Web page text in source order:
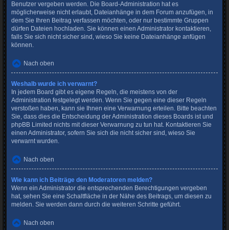
Benutzer vergeben werden. Die Board-Administration hat es
möglicherweise nicht erlaubt, Dateianhänge in dem Forum anzufügen, in
dem Sie Ihren Beitrag verfassen möchten, oder nur bestimmte Gruppen
dürfen Dateien hochladen. Sie können einen Administrator kontaktieren,
falls Sie sich nicht sicher sind, wieso Sie keine Dateianhänge anfügen
können.
Nach oben
Weshalb wurde ich verwarnt?
In jedem Board gibt es eigene Regeln, die meistens von der
Administration festgelegt werden. Wenn Sie gegen eine dieser Regeln
verstoßen haben, kann sie Ihnen eine Verwarnung erteilen. Bitte beachten
Sie, dass dies die Entscheidung der Administration dieses Boards ist und
phpBB Limited nichts mit dieser Verwarnung zu tun hat. Kontaktieren Sie
einen Administrator, sofern Sie sich die nicht sicher sind, wieso Sie
verwarnt wurden.
Nach oben
Wie kann ich Beiträge den Moderatoren melden?
Wenn ein Administrator die entsprechenden Berechtigungen vergeben
hat, sehen Sie eine Schaltfläche in der Nähe des Beitrags, um diesen zu
melden. Sie werden dann durch die weiteren Schritte geführt.
Nach oben